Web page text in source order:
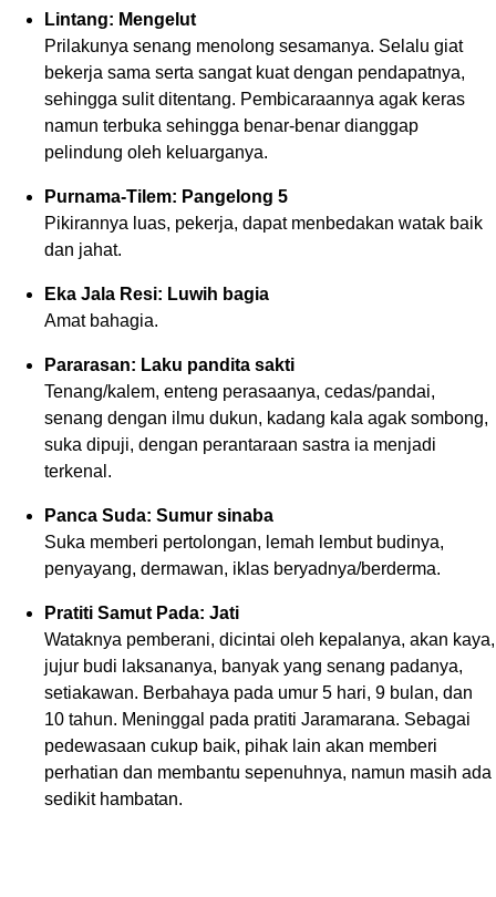
Lintang: Mengelut
Prilakunya senang menolong sesamanya. Selalu giat
bekerja sama serta sangat kuat dengan pendapatnya,
sehingga sulit ditentang. Pembicaraannya agak keras
namun terbuka sehingga benar-benar dianggap
pelindung oleh keluarganya.
Purnama-Tilem: Pangelong 5
Pikirannya luas, pekerja, dapat menbedakan watak baik
dan jahat.
Eka Jala Resi: Luwih bagia
Amat bahagia.
Pararasan: Laku pandita sakti
Tenang/kalem, enteng perasaanya, cedas/pandai,
senang dengan ilmu dukun, kadang kala agak sombong,
suka dipuji, dengan perantaraan sastra ia menjadi
terkenal.
Panca Suda: Sumur sinaba
Suka memberi pertolongan, lemah lembut budinya,
penyayang, dermawan, iklas beryadnya/berderma.
Pratiti Samut Pada: Jati
Wataknya pemberani, dicintai oleh kepalanya, akan kaya,
jujur budi laksananya, banyak yang senang padanya,
setiakawan. Berbahaya pada umur 5 hari, 9 bulan, dan
10 tahun. Meninggal pada pratiti Jaramarana. Sebagai
pedewasaan cukup baik, pihak lain akan memberi
perhatian dan membantu sepenuhnya, namun masih ada
sedikit hambatan.